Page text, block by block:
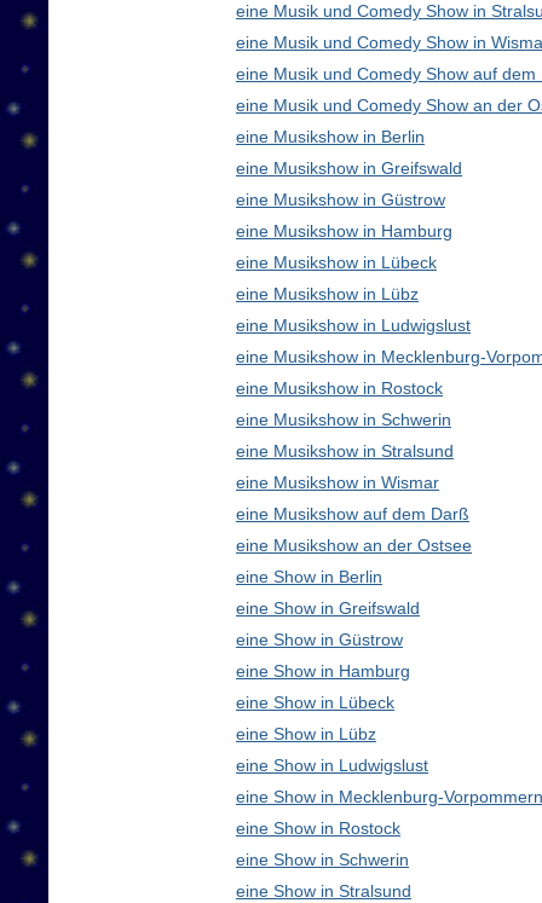
eine Musik und Comedy Show in
eine Musik und Comedy Show in
eine Musik und Comedy Show auf dem
eine Musik und Comedy Show an der
eine Musikshow in Berlin
eine Musikshow in Greifswald
eine Musikshow in Güstrow
eine Musikshow in Hamburg
eine Musikshow in Lübeck
eine Musikshow in Lübz
eine Musikshow in Ludwigslust
eine Musikshow in Mecklenburg-
eine Musikshow in Rostock
eine Musikshow in Schwerin
eine Musikshow in Stralsund
eine Musikshow in Wismar
eine Musikshow auf dem Darß
eine Musikshow an der Ostsee
eine Show in Berlin
eine Show in Greifswald
eine Show in Güstrow
eine Show in Hamburg
eine Show in Lübeck
eine Show in Lübz
eine Show in Ludwigslust
eine Show in Mecklenburg-
eine Show in Rostock
eine Show in Schwerin
eine Show in Stralsund